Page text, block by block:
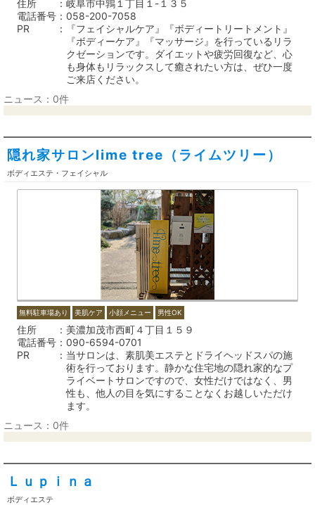
住所
岐阜市中鶉１丁目１-１３５
電話番号
058-200-7058
PR
『フェイシャルケア』『ボディートリートメント』
『ボディーケア』『マッサージ』を行っているリラ
クゼーションです。ダイエットや疲労回復など、心
も身体もリラックスして癒されたい方は、ぜひ一度
ご来店ください。
ニュース：0件
隠れ家サロンlime tree（ライムツリー）
ボディエステ・フェイシャル
無料駐車場あり 美肌ケア 小顔メニュー 男性OK
住所
美濃加茂市西町４丁目１５９
電話番号
090-6594-0701
PR
当サロンは、素肌美エステとドライヘッドスパの施
術を行っております。静かな住宅地の隠れ家的なプ
ライベートサロンですので、女性だけではなく、男
性も、他人の目を気にすることなくお越しいただけ
ます。
ニュース：0件
Ｌｕｐｉｎａ
ボディエステ